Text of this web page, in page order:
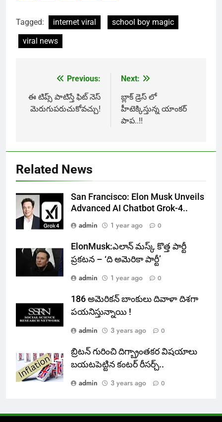
Tagged: internet viral
school boy magic
viral news
navigation
Previous:
ఈ టిప్స్ పాటిస్తే ఫిట్ నెస్
మెరుగుపరుచుకోవచ్చు!
Next:
బ్లాక్ డ్రెస్ లో
హీటెక్కిస్తున్న యాంకర్
పాప..!!
Related News
San Francisco: Elon Musk Unveils
Advanced AI Chatbot Grok-4..
admin
1 year ago 0
ElonMusk:ఎలాన్ మస్క్ కొత్త పార్టీ
ప్రకటన – ‘ది అమెరికా పార్టీ’
admin
1 year ago 0
186 అమెరికన్ బాంకులు దివాళా దిశగా
పయనిస్తున్నాయి !
admin
3 years ago 0
బ్రిటన్ గురించి దిగ్బ్రాంతకర విషయాలు
బయటపెట్టిన కంటర్ రీసర్చ్..
admin
3 years ago 0